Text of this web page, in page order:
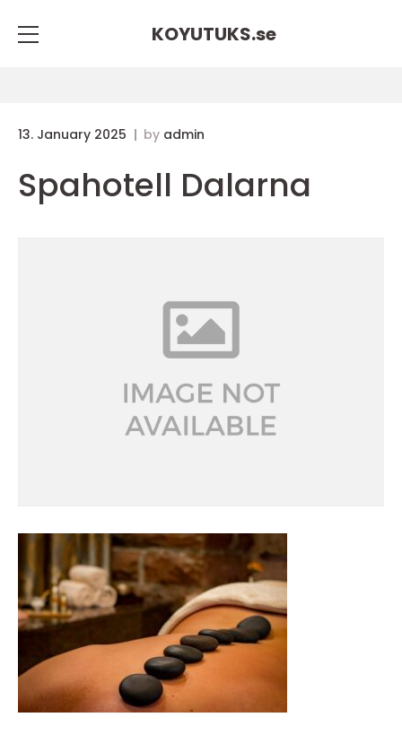
KOYUTUKS.se
13. January 2025 by admin
Spahotell Dalarna